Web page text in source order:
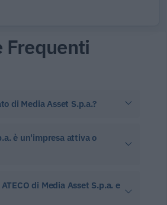
Frequenti
di Media Asset S.p.a.?
è un'impresa attiva o
di Media Asset S.p.a. e